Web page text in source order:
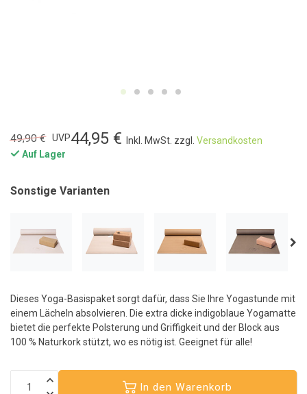
49,90 € UVP44,95 € Inkl. MwSt. zzgl. Versandkosten
Auf Lager
Sonstige Varianten
Dieses Yoga-Basispaket sorgt dafür, dass Sie Ihre Yogastunde mit
einem Lächeln absolvieren. Die extra dicke indigoblaue Yogamatte
bietet die perfekte Polsterung und Griffigkeit und der Block aus
100 % Naturkork stützt, wo es nötig ist. Geeignet für alle!
In den Warenkorb